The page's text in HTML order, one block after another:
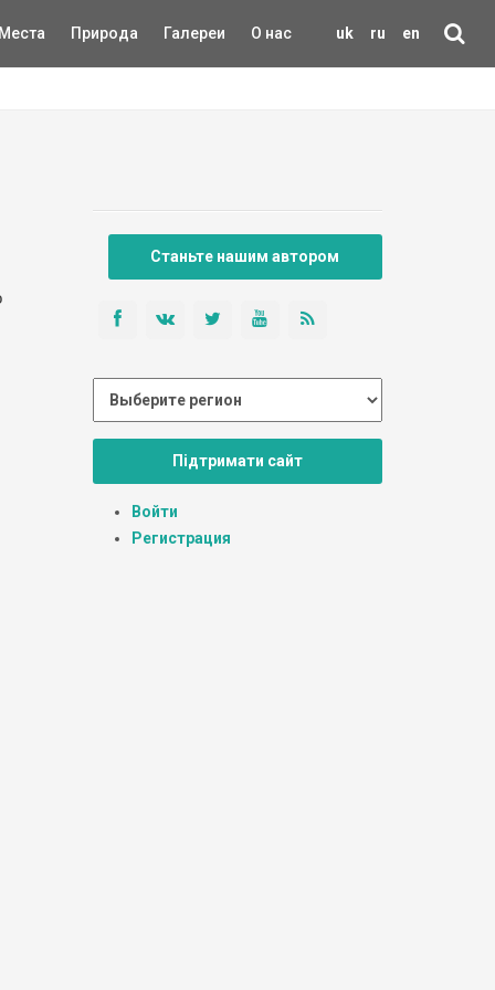
uk ru en
Места Природа Галереи О нас
Станьте нашим автором
Підтримати сайт
Войти
Регистрация